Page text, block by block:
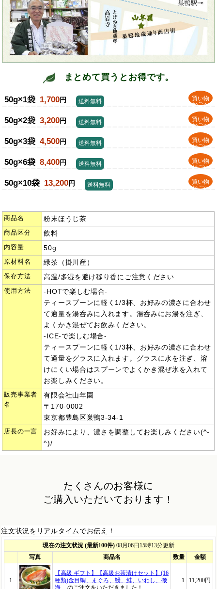
まとめて買うとお得です。
50g×1袋 1,700円
買い物
かごへ
送料無料
50g×2袋 3,200円
買い物
かごへ
送料無料
50g×3袋 4,500円
買い物
かごへ
送料無料
50g×6袋 8,400円
買い物
かごへ
送料無料
50g×10袋 13,200円
買い物
かごへ
送料無料
商品名 粉末ほうじ茶
商品区分 飲料
内容量 50g
原材料名 緑茶（掛川産）
保存方法 高温/多湿を避け移り香にご注意ください
使用方法
-HOTで楽しむ場合-
ティースプーンに軽く1/3杯、お好みの濃さに合わせ
て適量を湯呑みに入れます。湯呑みにお湯を注ぎ、
よくかき混ぜてお飲みください。
-ICE-で楽しむ場合-
ティースプーンに軽く1/3杯、お好みの濃さに合わせ
て適量をグラスに入れます。グラスに水を注ぎ、溶
けにくい場合はスプーンでよくかき混ぜ氷を入れて
お楽しみください。
販売事業者
名
有限会社山年園
〒170-0002
東京都豊島区巣鴨3-34-1
店長の一言
お好みにより、濃さを調整してお楽しみください(^-
^)/
たくさんのお客様に
ご購入いただいております！
注文状況をリアルタイムでお伝え！